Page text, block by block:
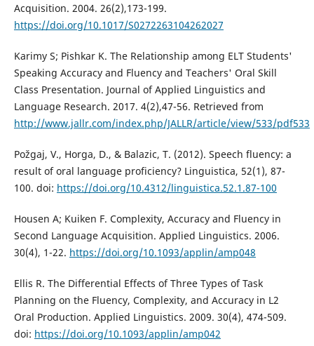
Acquisition. 2004. 26(2),173-199.
https://doi.org/10.1017/S0272263104262027
Karimy S; Pishkar K. The Relationship among ELT Students'
Speaking Accuracy and Fluency and Teachers' Oral Skill
Class Presentation. Journal of Applied Linguistics and
Language Research. 2017. 4(2),47-56. Retrieved from
http://www.jallr.com/index.php/JALLR/article/view/533/pdf533
Požgaj, V., Horga, D., & Balazic, T. (2012). Speech fluency: a
result of oral language proficiency? Linguistica, 52(1), 87-
100. doi: https://doi.org/10.4312/linguistica.52.1.87-100
Housen A; Kuiken F. Complexity, Accuracy and Fluency in
Second Language Acquisition. Applied Linguistics. 2006.
30(4), 1-22. https://doi.org/10.1093/applin/amp048
Ellis R. The Differential Effects of Three Types of Task
Planning on the Fluency, Complexity, and Accuracy in L2
Oral Production. Applied Linguistics. 2009. 30(4), 474-509.
doi: https://doi.org/10.1093/applin/amp042